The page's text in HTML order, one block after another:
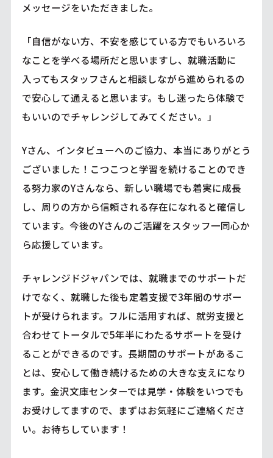
メッセージをいただきました。
「自信がない方、不安を感じている方でもいろいろ
なことを学べる場所だと思いますし、就職活動に
入ってもスタッフさんと相談しながら進められるの
で安心して通えると思います。もし迷ったら体験で
もいいのでチャレンジしてみてください。」
Yさん、インタビューへのご協力、本当にありがとう
ございました！こつこつと学習を続けることのでき
る努力家のYさんなら、新しい職場でも着実に成長
し、周りの方から信頼される存在になれると確信し
ています。今後のYさんのご活躍をスタッフ一同心か
ら応援しています。
チャレンジドジャパンでは、就職までのサポートだ
けでなく、就職した後も定着支援で3年間のサポー
トが受けられます。フルに活用すれば、就労支援と
合わせてトータルで5年半にわたるサポートを受け
ることができるのです。長期間のサポートがあるこ
とは、安心して働き続けるための大きな支えになり
ます。金沢文庫センターでは見学・体験をいつでも
お受けしてますので、まずはお気軽にご連絡くださ
い。お待ちしています！